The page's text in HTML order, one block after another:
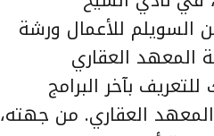
السويلم للأعمال ورشة
المعهد العقاري
بآخر البرامج
العقاري. من جهته،